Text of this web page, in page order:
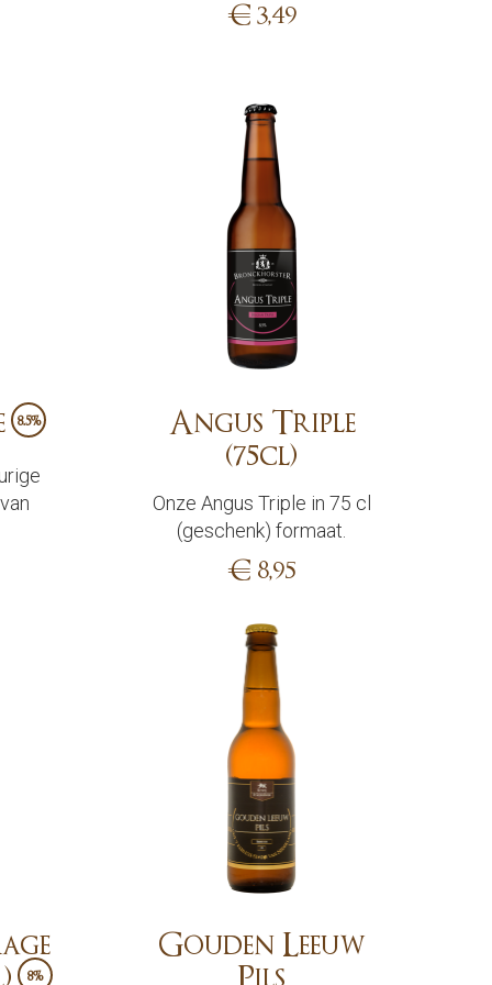
€ 3,49
8.5%
Angus Triple
(75cl)
Onze Angus Triple in 75 cl
(geschenk) formaat.
€ 8,95
Add
8%
Gouden Leeuw